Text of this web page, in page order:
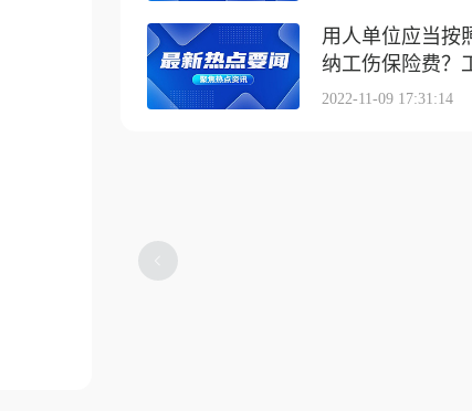
用人单位应当按
纳工伤保险费？
2022-11-09 17:31:14